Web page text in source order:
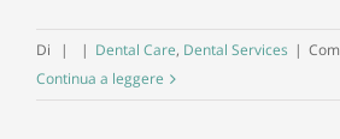
Di | | Dental Care, Dental Services |
Continua a leggere